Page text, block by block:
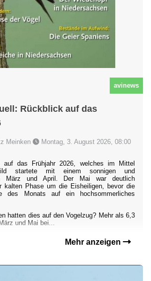
avinews
Rückblick auf das
Meinken Montag, 3. August 2026, 08:00
auf das Frühjahr 2026, welches im Mittel
startete mit einem sonnigen und
März und April. Der Mai war deutlich
kalten Phase um die Eisheiligen, bevor die
des Monats auf ein hochsommerliches
hatten dies auf den Vogelzug? Mehr als 6,3
und Mai bei...
Mehr anzeigen